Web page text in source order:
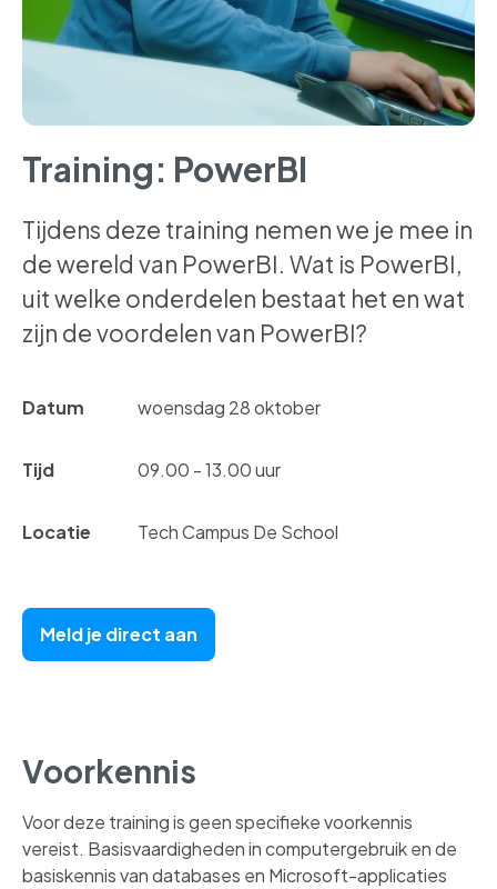
Training: PowerBI
Tijdens deze training nemen we je mee in
de wereld van PowerBI. Wat is PowerBI,
uit welke onderdelen bestaat het en wat
zijn de voordelen van PowerBI?
Datum woensdag 28 oktober
Tijd 09.00 - 13.00 uur
Locatie Tech Campus De School
Meld je direct aan
Voorkennis
Voor deze training is geen specifieke voorkennis
vereist. Basisvaardigheden in computergebruik en de
basiskennis van databases en Microsoft-applicaties